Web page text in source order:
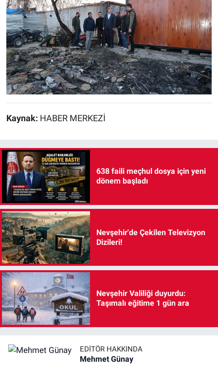
Kaynak: HABER MERKEZİ
638 faili meçhul dosya için yeni
dönem başladı
Nevşehir'de Çekilen Televizyon
Dizileri!
Nevşehir Valiliği duyurdu:
Taşımalı eğitime 1 gün ara
EDITÖR HAKKINDA
Mehmet Günay